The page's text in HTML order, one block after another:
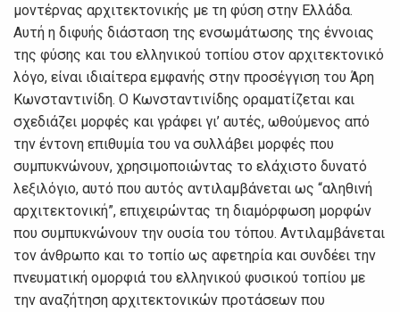
μοντέρνας αρχιτεκτονικής με τη φύση στην Ελλάδα.
Αυτή η διφυής διάσταση της ενσωμάτωσης της έννοιας
της φύσης και του ελληνικού τοπίου στον αρχιτεκτονικό
λόγο, είναι ιδιαίτερα εμφανής στην προσέγγιση του Άρη
Κωνσταντινίδη. Ο Κωνσταντινίδης οραματίζεται και
σχεδιάζει μορφές και γράφει γι’ αυτές, ωθούμενος από
την έντονη επιθυμία του να συλλάβει μορφές που
συμπυκνώνουν, χρησιμοποιώντας το ελάχιστο δυνατό
λεξιλόγιο, αυτό που αυτός αντιλαμβάνεται ως “αληθινή
αρχιτεκτονική”, επιχειρώντας τη διαμόρφωση μορφών
που συμπυκνώνουν την ουσία του τόπου. Αντιλαμβάνεται
τον άνθρωπο και το τοπίο ως αφετηρία και συνδέει την
πνευματική ομορφιά του ελληνικού φυσικού τοπίου με
την αναζήτηση αρχιτεκτονικών προτάσεων που